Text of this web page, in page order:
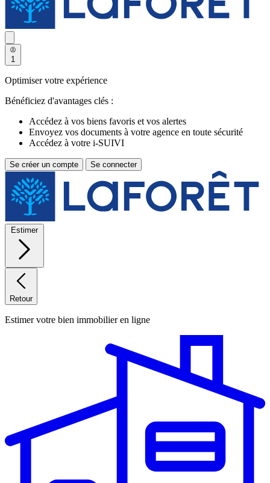
1
Optimiser votre expérience
Bénéficiez d'avantages clés :
Accédez à vos biens favoris et vos alertes
Envoyez vos documents à votre agence en toute sécurité
Accédez à votre i-SUIVI
Se créer un compte Se connecter
Estimer
Retour
Estimer votre bien immobilier en ligne